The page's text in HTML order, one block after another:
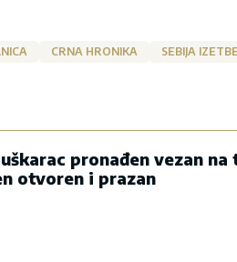
CRNA HRONIKA SEBIJA
pronađen vezan
otvoren i prazan